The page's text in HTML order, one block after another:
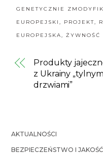
GENETYCZNIE
EUROPEJSKI, PROJEKT,
EUROPEJSKA,ŻYWNOŚĆ
Produkty
z Ukrainy
drzwiami”
AKTUALNOŚCI
BEZPIECZEŃSTWO I